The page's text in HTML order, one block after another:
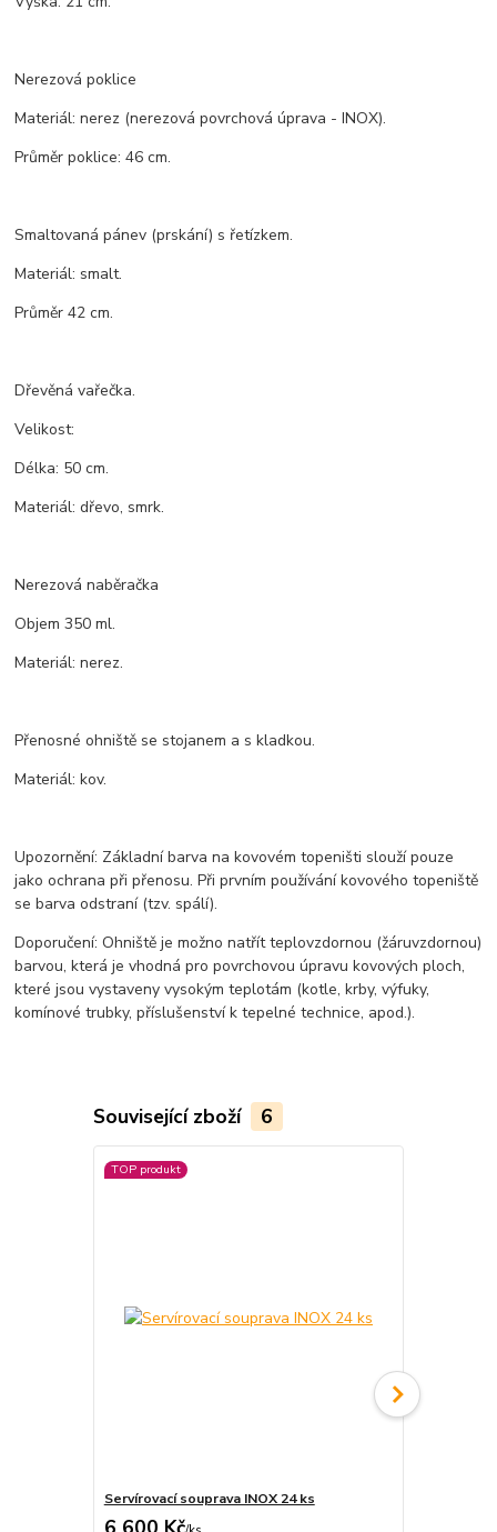
Nerezová poklice
Materiál: nerez (nerezová povrchová úprava - INOX).
Průměr poklice: 46 cm.
Smaltovaná pánev (prskání) s řetízkem.
Materiál: smalt.
Průměr 42 cm.
Dřevěná vařečka.
Velikost:
Délka: 50 cm.
Materiál: dřevo, smrk.
Nerezová naběračka
Objem 350 ml.
Materiál: nerez.
Přenosné ohniště se stojanem a s kladkou.
Materiál: kov.
Upozornění: Základní barva na kovovém topeništi slouží pouze
jako ochrana při přenosu. Při prvním používání kovového topeniště
se barva odstraní (tzv. spálí).
Doporučení: Ohniště je možno natřít teplovzdornou (žáruvzdornou)
barvou, která je vhodná pro povrchovou úpravu kovových ploch,
které jsou vystaveny vysokým teplotám (kotle, krby, výfuky,
komínové trubky, příslušenství k tepelné technice, apod.).
Související zboží 6
TOP produkt
Servírovací souprava INOX 24 ks